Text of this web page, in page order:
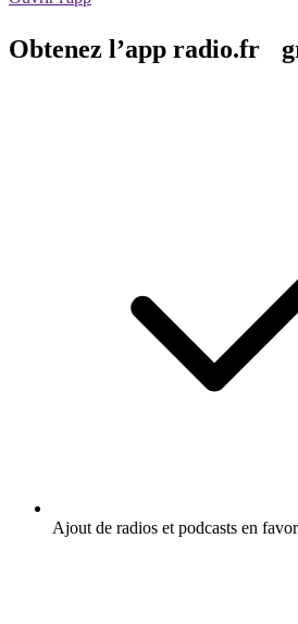
Obtenez l’app radio.fr
Ajout de radios et podcasts en